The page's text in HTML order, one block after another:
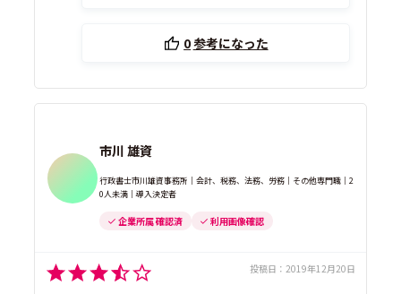
0参考になった
市川 雄資
行政書士市川雄資事務所｜会計、税務、法務、労務｜その他専門職｜2
0人未満｜導入決定者
企業所属 確認済 利用画像確認
投稿日： 2019年12月20日